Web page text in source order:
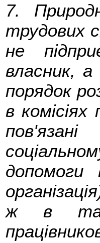
7.
трудових
не
власник,
порядок
в
допомоги
ж в